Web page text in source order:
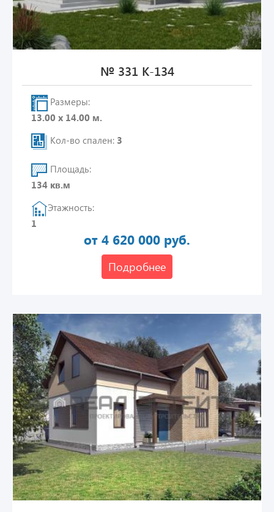
№ 331 К-134
Размеры:
13.00 х 14.00 м.
Кол-во спален: 3
Площадь:
134 кв.м
Этажность:
1
от 4 620 000 руб.
Подробнее